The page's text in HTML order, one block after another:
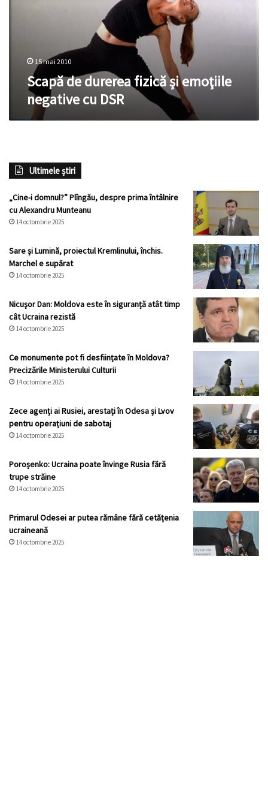
15 mai 2010
Scapă de durerea fizică şi emoţiile
negative cu DSR
Ultimele știri
„Cine-i domnul?” Plîngău, despre prima întâlnire
cu Alexandru Munteanu
14 octombrie 2025
Sare și Lumină, proiectul Kremlinului, închis.
Marchel e supărat
14 octombrie 2025
Nicuşor Dan: Moldova este în siguranță atât timp
cât Ucraina rezistă
14 octombrie 2025
Ce monumente pot fi desființate în Moldova?
Precizările Ministerului Culturii
14 octombrie 2025
Zece agenți ai Rusiei, arestați în Odesa și Lvov
pentru operațiuni de sabotaj
14 octombrie 2025
Poroșenko: Ucraina poate învinge Rusia fără
trupe străine
14 octombrie 2025
Primarul Odesei ar putea rămâne fără cetățenia
ucraineană
14 octombrie 2025